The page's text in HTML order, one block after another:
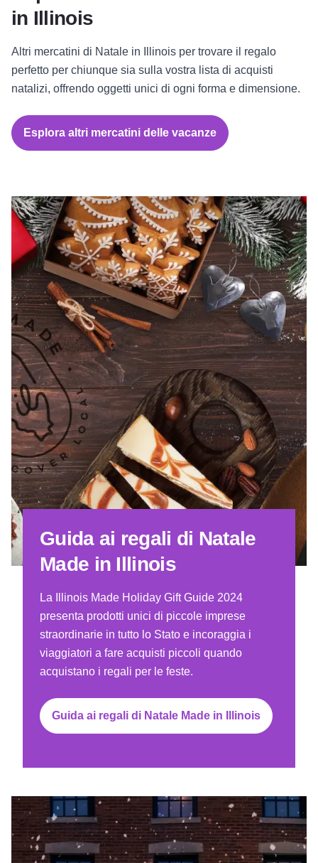
in Illinois
Altri mercatini di Natale in Illinois per trovare il regalo
perfetto per chiunque sia sulla vostra lista di acquisti
natalizi, offrendo oggetti unici di ogni forma e dimensione.
Esplora altri mercatini delle vacanze
Guida ai regali di Natale
Made in Illinois
La Illinois Made Holiday Gift Guide 2024
presenta prodotti unici di piccole imprese
straordinarie in tutto lo Stato e incoraggia i
viaggiatori a fare acquisti piccoli quando
acquistano i regali per le feste.
Guida ai regali di Natale Made in Illinois